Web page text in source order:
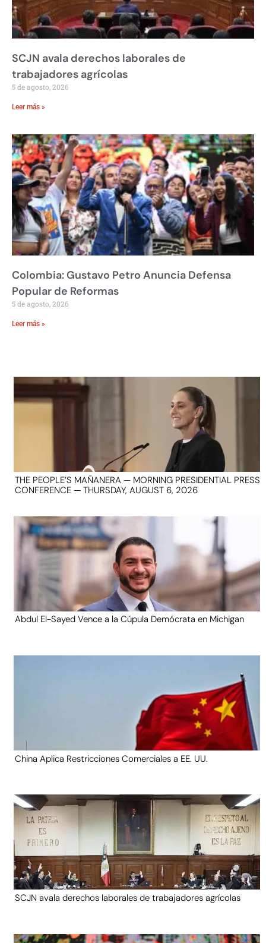
SCJN avala derechos laborales de
trabajadores agrícolas
5 de agosto, 2026
Leer más »
Colombia: Gustavo Petro Anuncia Defensa
Popular de Reformas
5 de agosto, 2026
Leer más »
THE PEOPLE’S MAÑANERA — MORNING PRESIDENTIAL PRESS
CONFERENCE — THURSDAY, AUGUST 6, 2026
Abdul El-Sayed Vence a la Cúpula Demócrata en Michigan
China Aplica Restricciones Comerciales a EE. UU.
SCJN avala derechos laborales de trabajadores agrícolas